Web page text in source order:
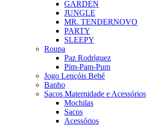
GARDEN
JUNGLE
MR. TENDERNOVO
PARTY
SLEEPY
Roupa
Paz Rodrìguez
Pim-Pam-Pum
Jogo Lençóis Bebé
Banho
Sacos Maternidade e Acessórios
Mochilas
Sacos
Acessórios